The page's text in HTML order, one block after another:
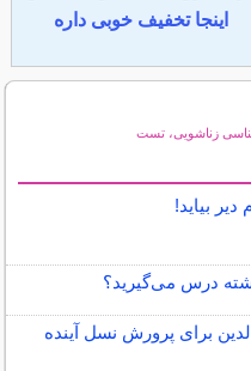
اینجا تخفیف خوبی داره
زناشویی، تست
بیاید!
درس می‌گیرید؟
برای پرورش نسل آینده